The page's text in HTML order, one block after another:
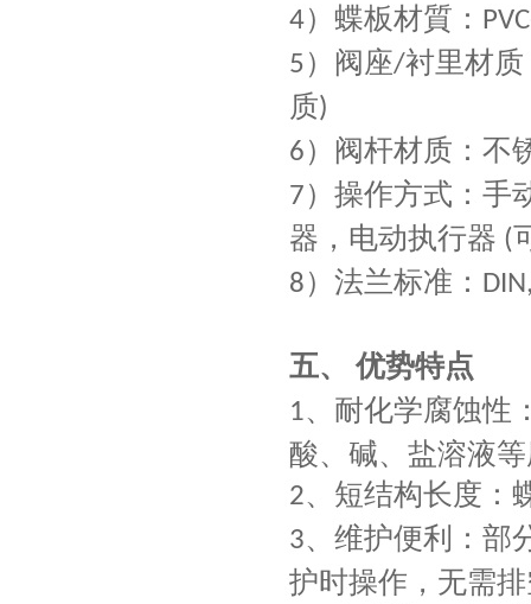
4） 蝶板材質：
5 ） 阀座/衬里材质
质)
6 ） 阀杆材质：不
7 ） 操作方式：手
器，电动执行器 (
8 ） 法兰标准：
五、 优势特点
1、 耐化学腐蚀性
酸、碱、盐溶液
2、 短结构长度：
3、 维护便利：部
护时操作，无需